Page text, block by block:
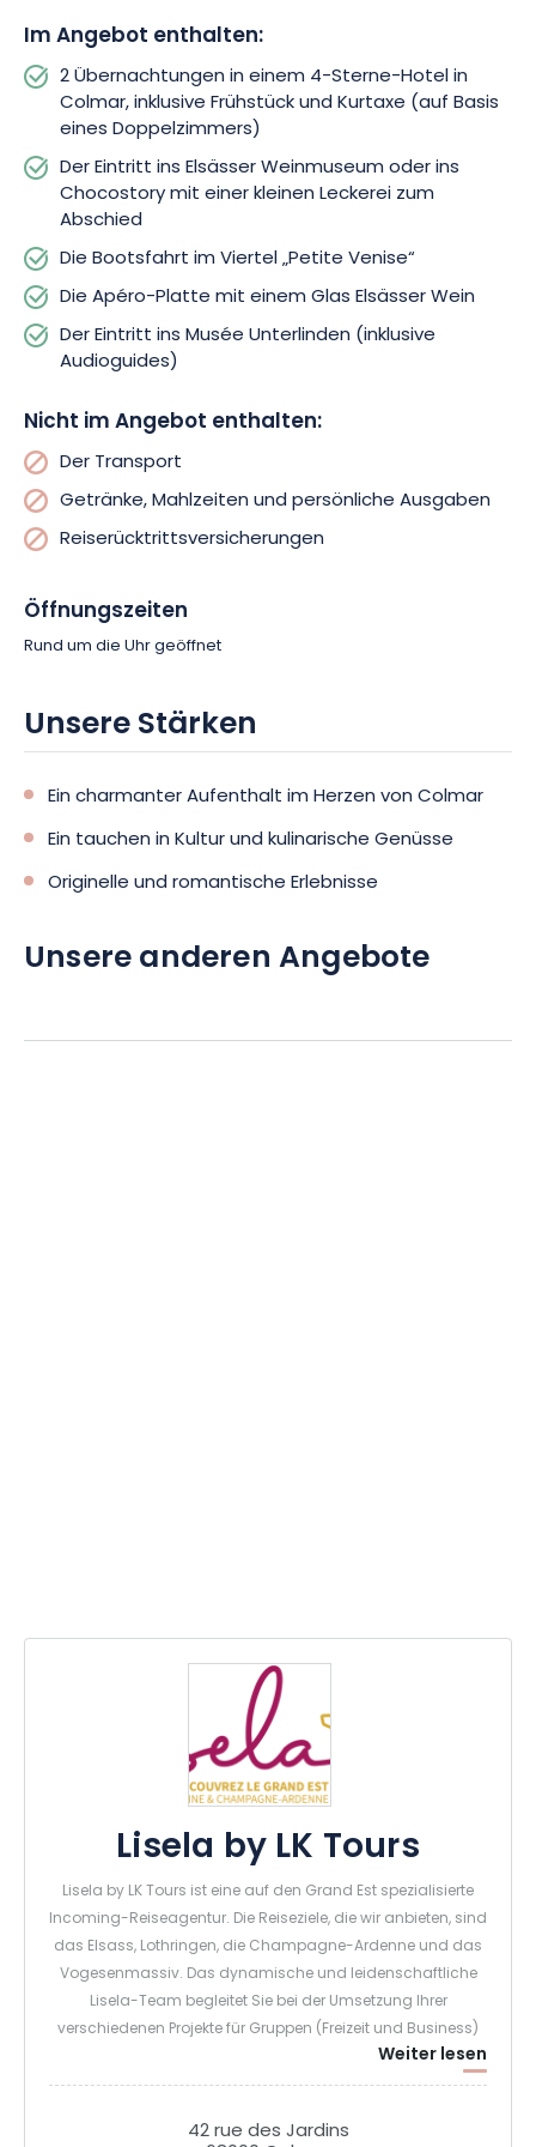
Moment an Bord eines traditionellen Ruderboots und lassen
Sie sich auf dem Wasser durch das Viertel „Petite Venise“
treiben. Zum krönenden Abschluss dieses Tages wird Ihnen
ein Aperitif angeboten: Genießen Sie ein Glas Elsässer Wein,
begleitet von einer Käse- und Wurstplatte, in geselliger
Atmosphäre.
Nehmen Sie sich am dritten Tag Zeit, das Unterlinden-Museum
zu erkunden, ein wahres kulturelles Juwel von Colmar. Dieser
unverzichtbare Ort lädt Sie zu einer Reise durch die
Kunstgeschichte ein, von der Archäologie über die
dekorativen Künste bis hin zur zeitgenössischen Kunst.
Verpassen Sie auf keinen Fall den berühmten Issenheimer
Genießen Sie anschließend Ihre letzten Momente in Colmar
bei einem romantischen Spaziergang vor Ihrer Abreise.
Zwischen kulturellen Entdeckungen, kulinarischen Genüssen
und entspannten Momenten zu zweit verspricht dieser
Aufenthalt in Colmar einen reizvollen Kurzurlaub im Herzen des
lassen Sie sich von der Eleganz und Authentizität Colmars
verzaubern.
Im Angebot enthalten:
2 Übernachtungen in einem 4-Sterne-Hotel in
Colmar, inklusive Frühstück und Kurtaxe (auf Basis
eines Doppelzimmers)
Der Eintritt ins Elsässer Weinmuseum oder ins
Chocostory mit einer kleinen Leckerei zum
Abschied
Die Bootsfahrt im Viertel „Petite Venise“
Die Apéro-Platte mit einem Glas Elsässer Wein
Der Eintritt ins Musée Unterlinden (inklusive
Audioguides)
Nicht im Angebot enthalten:
Der Transport
Getränke, Mahlzeiten und persönliche Ausgaben
Reiserücktrittsversicherungen
Öffnungszeiten
Rund um die Uhr geöffnet
Unsere Stärken
Ein charmanter Aufenthalt im Herzen von Colmar
Ein tauchen in Kultur und kulinarische Genüsse
Originelle und romantische Erlebnisse
Unsere anderen Angebote
Lisela by LK Tours
Lisela by LK Tours ist eine auf den Grand Est spezialisierte
Incoming-Reiseagentur. Die Reiseziele, die wir anbieten, sind
das Elsass, Lothringen, die Champagne-Ardenne und das
Vogesenmassiv. Das dynamische und leidenschaftliche
Lisela-Team begleitet Sie bei der Umsetzung Ihrer
verschiedenen Projekte für Gruppen (Freizeit und Business)
und Einzelpersonen (Duo, Familie, Freunde). Zusätzlich zu
unseren "Erstentdecker"-Touren können wir dank unserer
anbieten (Wein und Gastronomie, Kulturerbe und Know-
Weiter lesen
42 rue des Jardins